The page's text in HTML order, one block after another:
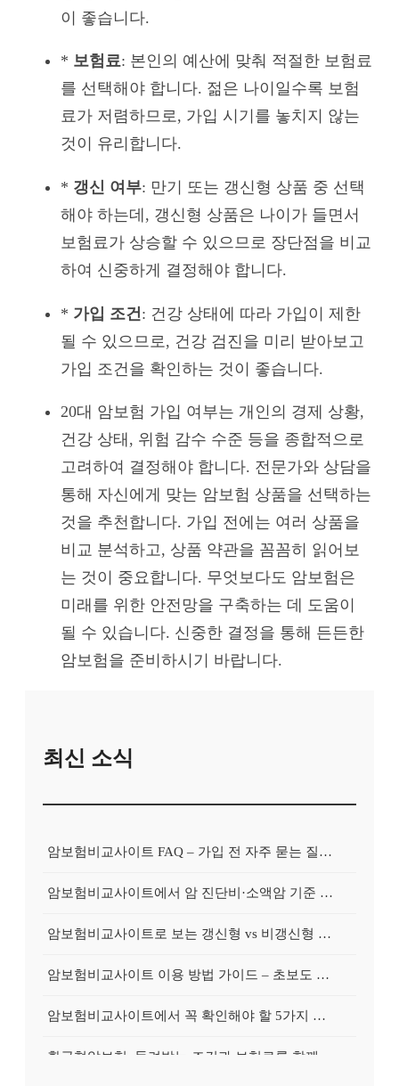
이 좋습니다.
* 보험료: 본인의 예산에 맞춰 적절한 보험료
를 선택해야 합니다. 젊은 나이일수록 보험
료가 저렴하므로, 가입 시기를 놓치지 않는
것이 유리합니다.
* 갱신 여부: 만기 또는 갱신형 상품 중 선택
해야 하는데, 갱신형 상품은 나이가 들면서
보험료가 상승할 수 있으므로 장단점을 비교
하여 신중하게 결정해야 합니다.
* 가입 조건: 건강 상태에 따라 가입이 제한
될 수 있으므로, 건강 검진을 미리 받아보고
가입 조건을 확인하는 것이 좋습니다.
20대 암보험 가입 여부는 개인의 경제 상황,
건강 상태, 위험 감수 수준 등을 종합적으로
고려하여 결정해야 합니다. 전문가와 상담을
통해 자신에게 맞는 암보험 상품을 선택하는
것을 추천합니다. 가입 전에는 여러 상품을
비교 분석하고, 상품 약관을 꼼꼼히 읽어보
는 것이 중요합니다. 무엇보다도 암보험은
미래를 위한 안전망을 구축하는 데 도움이
될 수 있습니다. 신중한 결정을 통해 든든한
암보험을 준비하시기 바랍니다.
최신 소식
암보험비교사이트 FAQ – 가입 전 자주 묻는 질문 정리
암보험비교사이트에서 암 진단비·소액암 기준 제대로 비교하기
암보험비교사이트로 보는 갱신형 vs 비갱신형 암보험 차이
암보험비교사이트 이용 방법 가이드 – 초보도 쉽게 비교하는 순서
암보험비교사이트에서 꼭 확인해야 할 5가지 비교 포인트